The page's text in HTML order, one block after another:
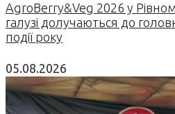
AgroBerry&Veg 2026 у
галузі долучаються до
події року
05.08.2026